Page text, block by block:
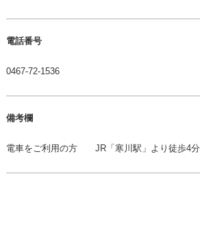
電話番号
0467-72-1536
備考欄
電車をご利用の方 JR「寒川駅」より徒歩4分